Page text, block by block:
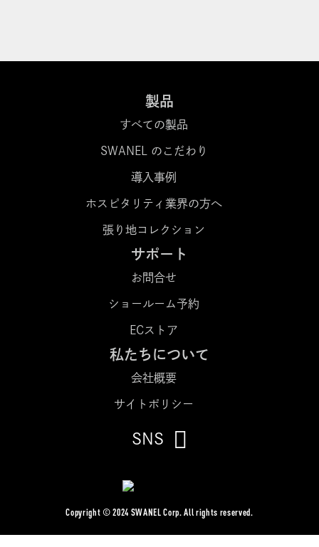
製品
すべての製品
SWANEL のこだわり
導入事例
ホスピタリティ業界の方へ
張り地コレクション
サポート
お問合せ
ショールーム予約
ECストア
私たちについて
会社概要
サイトポリシー
SNS
Copyright © 2024 SWANEL Corp. All rights reserved.